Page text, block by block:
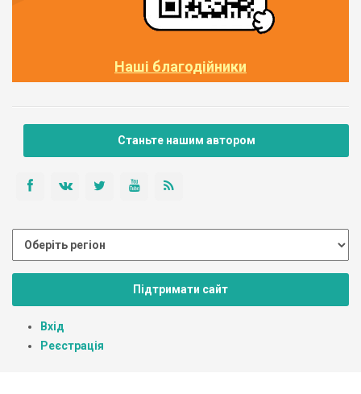
Наші благодійники
Станьте нашим автором
Підтримати сайт
Вхід
Реєстрація